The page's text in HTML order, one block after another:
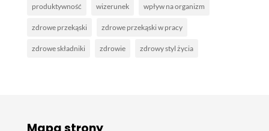
produktywność wizerunek wpływ na organizm
zdrowe przekąski zdrowe przekąski w pracy
zdrowe składniki zdrowie zdrowy styl życia